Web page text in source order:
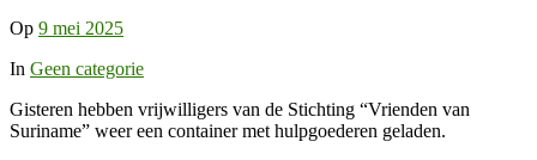
Op 9 mei 2025
In Geen categorie
Gisteren hebben vrijwilligers van de Stichting “Vrienden van
Suriname” weer een container met hulpgoederen geladen.